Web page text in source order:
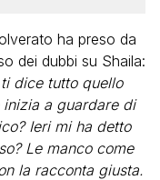
ha preso da
dei dubbi su Shaila:
dice tutto quello
a guardare di
Ieri mi ha detto
Le manco come
la racconta giusta.